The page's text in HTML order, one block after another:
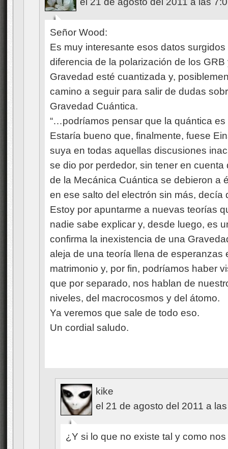
Señor Wood:
Es muy interesante esos datos
diferencia de la polarización de los
Gravedad esté cuantizada y,
camino a seguir para salir de dudas
Gravedad Cuántica.
“…podríamos pensar que la quántica es
Estaría bueno que, finalmente, fuese
suya en todas aquellas discusiones
se dio por perdedor, sin tener en
de la Mecánica Cuántica se debieron a
en ese salto del electrón sin más, decía
Estoy por apuntarme a nuevas teorías
nadie sabe explicar y, desde luego, es
confirma la inexistencia de una
aleja de una teoría llena de esperanzas
matrimonio y, por fin, podríamos haber
que por separado, nos hablan de
niveles, del macrocosmos y del átomo.
Ya veremos que sale de todo eso.
Un cordial saludo.
kike
el 21 de agosto del 2011 a
¿Y si lo que no existe tal y como